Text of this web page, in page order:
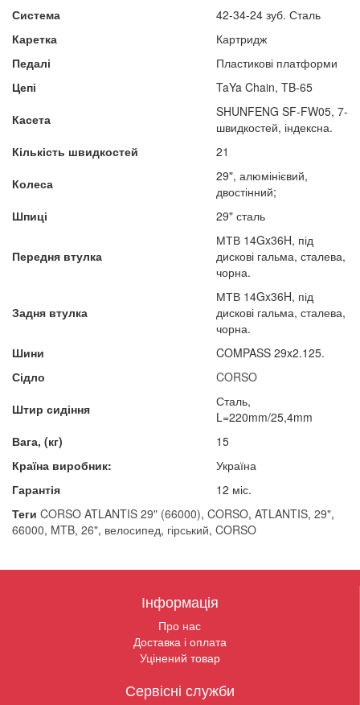
Система
42-34-24 зуб. Сталь
Каретка
Картридж
Педалі
Пластикові платформи
Цепі
TaYa Chain, TB-65
Касета
SHUNFENG SF-FW05, 7-
швидкостей, індексна.
Кількість швидкостей
21
Колеса
29", алюмінієвий,
двостінний;
Шпиці
29" сталь
Передня втулка
МТВ 14Gx36H, під
дискові гальма, сталева,
чорна.
Задня втулка
МТВ 14Gx36H, під
дискові гальма, сталева,
чорна.
Шини
COMPASS 29x2.125.
Сідло
CORSO
Штир сидіння
Сталь,
L=220mm/25,4mm
Вага, (кг)
15
Країна виробник:
Україна
Гарантія
12 міс.
Теги CORSO ATLANTIS 29" (66000), CORSO, ATLANTIS, 29",
66000, MTB, 26", велосипед, гірський, CORSO
Інформація
Про нас
Доставка і оплата
Уцінений товар
Сервісні служби